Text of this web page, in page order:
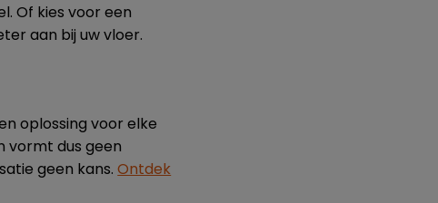
Of kies voor een
aan bij uw vloer.
oplossing voor elke
vormt dus geen
geen kans.Ontdek